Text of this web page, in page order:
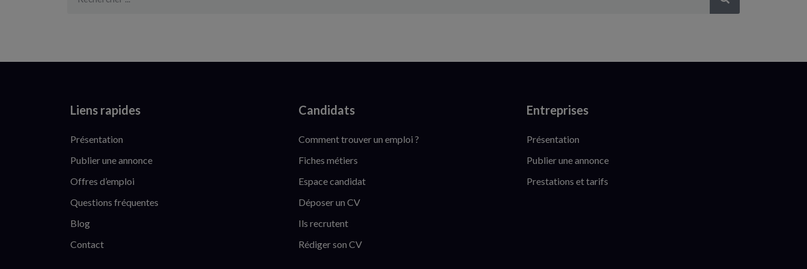
Liens rapides
Présentation
Publier une annonce
Offres d’emploi
Questions fréquentes
Blog
Contact
Candidats
Comment trouver un emploi ?
Fiches métiers
Espace candidat
Déposer un CV
Ils recrutent
Rédiger son CV
Entreprises
Présentation
Publier une annonce
Prestations et tarifs